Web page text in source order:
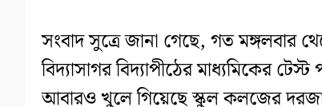
সংবাদ সুত্রে জানা গেছে, গত মঙ্গলবার
বিদ্যাসাগর বিদ্যাপীঠের মাধ্যমিকের
আবারও খুলে গিয়েছে স্কুল কলজের